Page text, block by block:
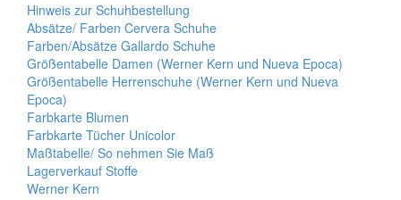
Hinweis zur Schuhbestellung
Absätze/ Farben Cervera Schuhe
Farben/Absätze Gallardo Schuhe
Größentabelle Damen (Werner Kern und Nueva Epoca)
Größentabelle Herrenschuhe (Werner Kern und Nueva
Epoca)
Farbkarte Blumen
Farbkarte Tücher Unicolor
Maßtabelle/ So nehmen Sie Maß
Lagerverkauf Stoffe
Werner Kern